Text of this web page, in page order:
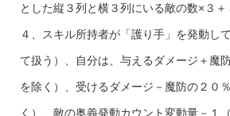
とした縦３列と横３列にいる敵の数×３＋
４、スキル所持者が「護り手」を発動し
て扱う）、自分は、与えるダメージ＋魔
を除く）、受けるダメージ－魔防の２０
く）、敵の奥義発動カウント変動量－１